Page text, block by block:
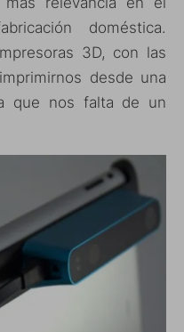
doméstica.
3D, con las
desde una
que nos falta de un